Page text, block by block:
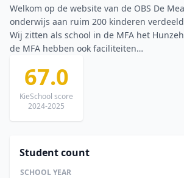
Welkom op de website van de OBS De
onderwijs aan ruim 200 kinderen
Wij zitten als school in de MFA het
de MFA hebben ook faciliteiten…
67.0
KieSchool score
2024-2025
Student count
SCHOOL YEAR